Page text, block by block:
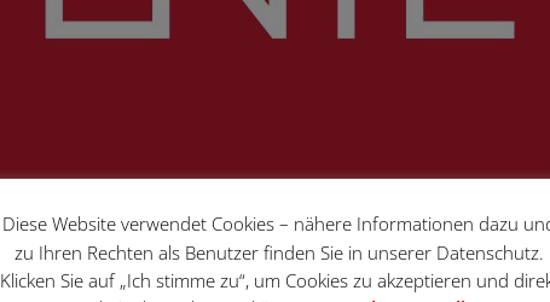
Diese Website verwendet Cookies – nähere Informationen dazu
zu Ihren Rechten als Benutzer finden Sie in unserer Datenschutz.
Klicken Sie auf „Ich stimme zu“, um Cookies zu akzeptieren und